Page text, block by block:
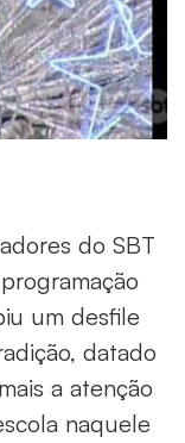
do SBT
um desfile
datado
a atenção
naquele